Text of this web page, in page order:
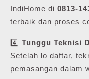
IndiHome di 0813-
terbaik dan proses
4️⃣ Tunggu Teknisi
Setelah lo daftar,
pemasangan dalam